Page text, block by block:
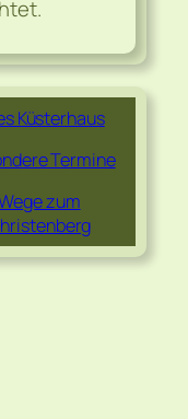
Küsterhaus
Termine
zum